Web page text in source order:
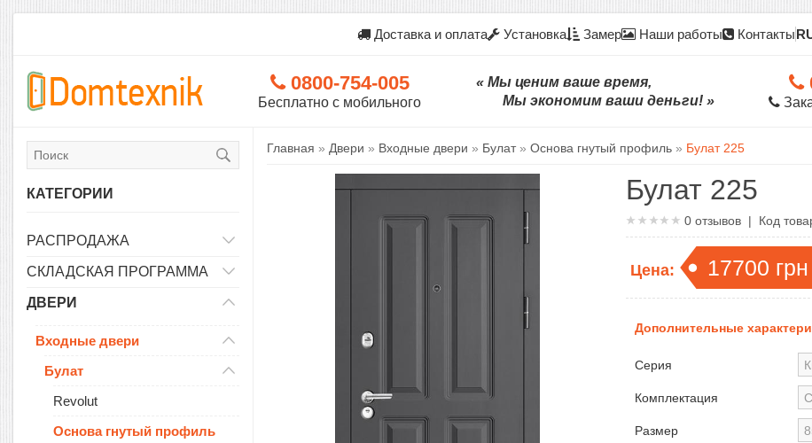
Доставка и оплата Установка Замер Наши работы Контакты
0800-754-005
Бесплатно с мобильного
« Мы ценим ваше время,
Мы экономим ваши деньги! »
КАТЕГОРИИ
РАСПРОДАЖА
СКЛАДСКАЯ ПРОГРАММА
ДВЕРИ
Входные двери
Булат
Revolut
Основа гнутый профиль
Главная » Двери » Входные двери » Булат » Основа гнутый профиль » Булат 225
Булат 225
0 отзывов | Код
Цена: 17700 грн
Дополнительные
Серия
Комплектация
Размер